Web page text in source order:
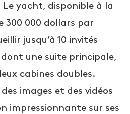
Le yacht, disponible à la
300 000 dollars par
jusqu’à 10 invités
une suite principale,
cabines doubles.
images et des vidéos
impressionnante sur ses